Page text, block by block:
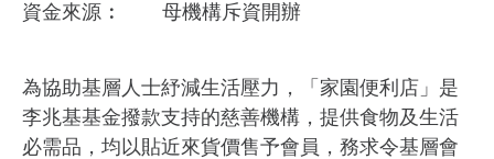
資金來​源
母機構斥資開辦
為協助基層人士紓減生活壓力，「家園便利店」是
李兆基基金撥款支持的慈善機構，提供食物及生活
必需品，均以貼近來貨價售予會員，務求令基層會